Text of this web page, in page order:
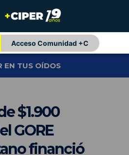
Acceso Comunidad +C
EN TUS OÍDOS
$1.900
GORE
financió